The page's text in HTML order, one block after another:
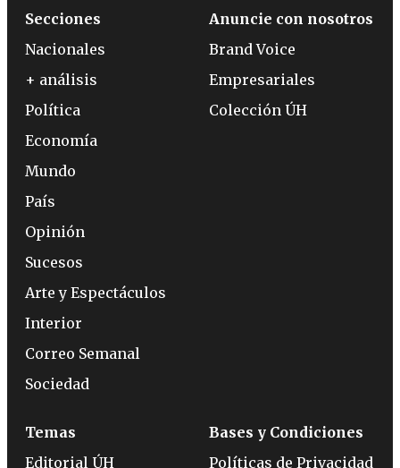
Secciones
Nacionales
+ análisis
Política
Economía
Mundo
País
Opinión
Sucesos
Arte y Espectáculos
Interior
Correo Semanal
Sociedad
Anuncie con nosotros
Brand Voice
Empresariales
Colección ÚH
Temas
Editorial ÚH
Bases y Condiciones
Políticas de Privacidad